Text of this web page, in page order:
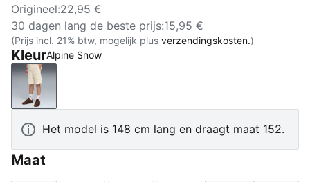
Origineel:22,95 €
30 dagen lang de beste prijs:15,95 €
(Prijs incl. 21% btw, mogelijk plus verzendingskosten.)
KleurAlpine Snow
Alpine Snow
Het model is 148 cm lang en draagt maat 152.
Maat